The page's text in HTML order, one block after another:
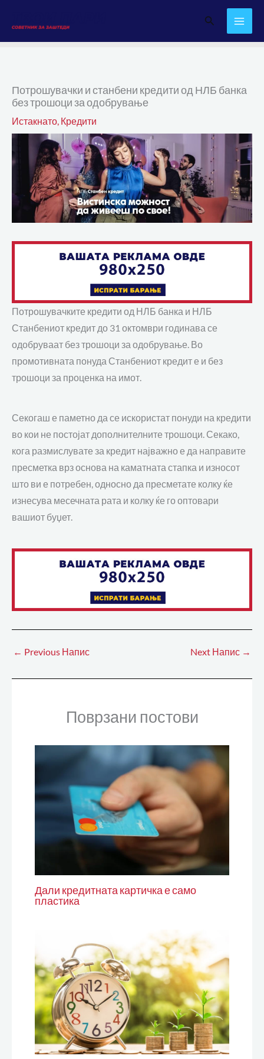
content
Search
Потрошувачки и станбени кредити од НЛБ банка
без трошоци за одобрување
Истакнато, Кредити
Потрошувачките кредити од НЛБ банка и НЛБ
Станбениот кредит до 31 октомври годинава се
одобруваат без трошоци за одобрување. Во
промотивната понуда Станбениот кредит е и без
трошоци за проценка на имот.
Секогаш е паметно да се искористат понуди на кредити
во кои не постојат дополнителните трошоци. Секако,
кога размислувате за кредит најважно е да направите
пресметка врз основа на каматната стапка и износот
што ви е потребен, односно да пресметате колку ќе
изнесува месечната рата и колку ќе го оптовари
вашиот буџет.
← Previous Напис Next Напис →
Поврзани постови
Дали кредитната картичка е само
пластика